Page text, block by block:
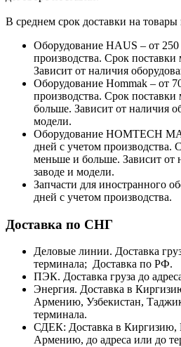
В среднем срок доставки на
Оборудование HAUS – от
производства. Срок
Зависит от наличия
Оборудование Hommak – от
производства. Срок
больше. Зависит от наличия
модели.
Оборудование HOMTECH
дней с учетом производства.
меньше и больше. Зависит от
заводе и модели.
Запчасти для иностранного
дней с учетом производства.
Доставка по СНГ
Деловые линии. Доставка
терминала; Доставка по РФ.
ПЭК. Доставка груза до
Энергия. Доставка в
Армению, Узбекистан,
терминала.
СДЕК: Доставка в Киргизию,
Армению, до адреса или до